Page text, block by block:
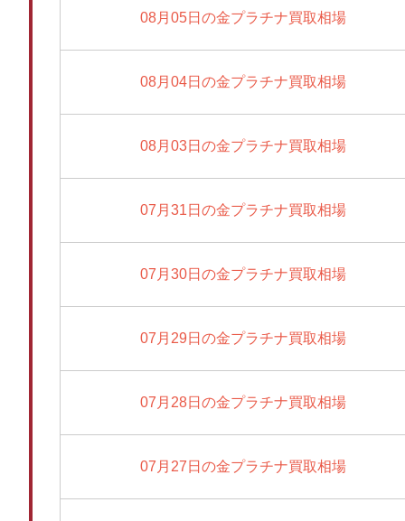
08月05日の金プラチナ買取相場
08月04日の金プラチナ買取相場
08月03日の金プラチナ買取相場
07月31日の金プラチナ買取相場
07月30日の金プラチナ買取相場
07月29日の金プラチナ買取相場
07月28日の金プラチナ買取相場
07月27日の金プラチナ買取相場